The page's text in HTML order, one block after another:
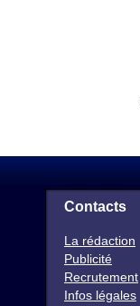
Contacts
La rédaction
Publicité
Recrutement
Infos légales